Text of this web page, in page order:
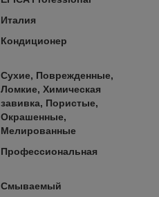
Италия
Кондиционер
Сухие, Поврежденные,
Ломкие, Химическая
завивка, Пористые,
Окрашенные,
Мелированные
Профессиональная
Смываемый